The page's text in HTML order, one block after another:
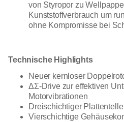
von Styropor zu
Kunststoffverbrauch um
ohne Kompromisse bei
Technische Highlights
Neuer kernloser
ΔΣ-Drive zur effektiven
Motorvibrationen
Dreischichtiger
Vierschichtige